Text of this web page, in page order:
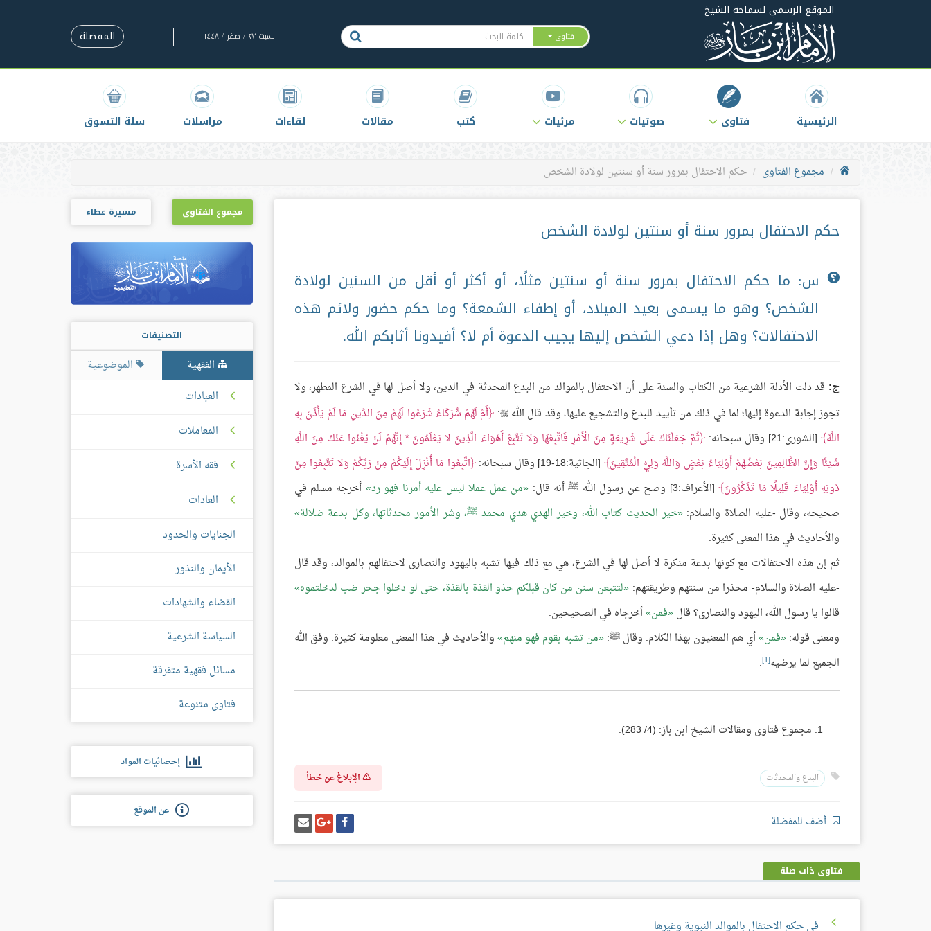
الموقع الرسمي لسماحة الشيخ
فتاوى السبت ٢٣ / صفر / ١٤٤٨ المفضلة
الرئيسية فتاوى صوتيات مرئيات كتب مقالات لقاءات مراسلات سلة التسوق
مجموع الفتاوى حكم الاحتفال بمرور سنة أو سنتين لولادة الشخص
حكم الاحتفال بمرور سنة أو سنتين لولادة الشخص
س: ما حكم الاحتفال بمرور سنة أو سنتين مثلًا، أو أكثر أو أقل من السنين لولادة
الشخص؟ وهو ما يسمى بعيد الميلاد، أو إطفاء الشمعة؟ وما حكم حضور ولائم هذه
الاحتفالات؟ وهل إذا دعي الشخص إليها يجيب الدعوة أم لا؟ أفيدونا أثابكم الله.
ج: قد دلت الأدلة الشرعية من الكتاب والسنة على أن الاحتفال بالموالد من البدع المحدثة في الدين، ولا أصل لها في الشرع المطهر، ولا
تجوز إجابة الدعوة إليها؛ لما في ذلك من تأييد للبدع والتشجيع عليها، وقد قال الله
: أَمْ لَهُمْ شُرَكَاءُ شَرَعُوا لَهُمْ مِنَ الدِّينِ مَا لَمْ يَأْذَنْ بِهِ
اللَّهُ [الشورى:21] وقال سبحانه:
ثُمَّ جَعَلْنَاكَ عَلَى شَرِيعَةٍ مِنَ الْأَمْرِ فَاتَّبِعْهَا وَلا تَتَّبِعْ أَهْوَاءَ الَّذِينَ لا يَعْلَمُونَ * إِنَّهُمْ لَنْ يُغْنُوا عَنْكَ مِنَ اللَّهِ
شَيْئًا وَإِنَّ الظَّالِمِينَ بَعْضُهُمْ أَوْلِيَاءُ بَعْضٍ وَاللَّهُ وَلِيُّ الْمُتَّقِينَ [الجاثية:18-19] وقال سبحانه:
اتَّبِعُوا مَا أُنْزِلَ إِلَيْكُمْ مِنْ رَبِّكُمْ وَلا تَتَّبِعُوا مِنْ
دُونِهِ أَوْلِيَاءَ قَلِيلًا مَا تَذَكَّرُونَ [الأعراف:3] وصح عن رسول الله ﷺ أنه قال: من عمل عملا ليس عليه أمرنا فهو رد أخرجه مسلم في
صحيحه، وقال -عليه الصلاة والسلام: خير الحديث كتاب الله، وخير الهدي هدي محمد ﷺ، وشر الأمور محدثاتها، وكل بدعة ضلالة
والأحاديث في هذا المعنى كثيرة.
ثم إن هذه الاحتفالات مع كونها بدعة منكرة لا أصل لها في الشرع، هي مع ذلك فيها تشبه باليهود والنصارى لاحتفالهم بالموالد، وقد قال
-عليه الصلاة والسلام- محذرا من سنتهم وطريقتهم: لتتبعن سنن من كان قبلكم حذو القذة بالقذة، حتى لو دخلوا جحر ضب لدخلتموه
قالوا يا رسول الله، اليهود والنصارى؟ قال فمن أخرجاه في الصحيحين.
ومعنى قوله: فمن أي هم المعنيون بهذا الكلام. وقال ﷺ: من تشبه بقوم فهو منهم والأحاديث في هذا المعنى معلومة كثيرة. وفق الله
الجميع لما يرضيه[1]
.
مجموع فتاوى ومقالات الشيخ ابن باز: (4/ 283).
البدع والمحدثات الإبلاغ عن خطأ
أضف للمفضلة شارك
على
فيسبوك
شارك
على
غوغل
بلس
إرسل
إيميل
فتاوى ذات صلة
في حكم الاحتفال بالموالد النبوية وغيرها
مجموع الفتاوى مسيرة عطاء
التصنيفات
الفقهية
الموضوعية
العبادات
المعاملات
فقه الأسرة
العادات
الجنايات والحدود
الأيمان والنذور
القضاء والشهادات
السياسة الشرعية
مسائل فقهية متفرقة
فتاوى متنوعة
إحصائيات المواد
عن الموقع